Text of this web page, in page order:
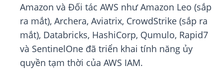
Amazon và Đối tác AWS như Amazon Leo (sắp
ra mắt), Archera, Aviatrix, CrowdStrike (sắp ra
mắt), Databricks, HashiCorp, Qumulo, Rapid7
và SentinelOne đã triển khai tính năng ủy
quyền tạm thời của AWS IAM.